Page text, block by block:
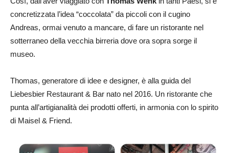
concretizzata l’idea “coccolata” da piccoli con il cugino
Andreas, ormai venuto a mancare, di fare un ristorante nel
sotterraneo della vecchia birreria dove ora sopra sorge il
museo.
Thomas, generatore di idee e designer, è alla guida del
Liebesbier Restaurant & Bar nato nel 2016. Un ristorante che
punta all’artigianalità dei prodotti offerti, in armonia con lo spirito
di Maisel & Friend.